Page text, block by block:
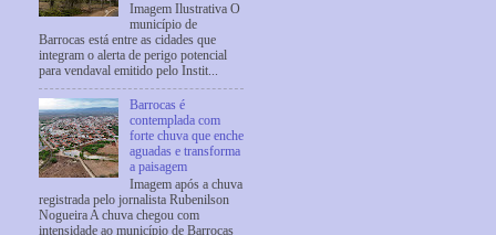
Imagem Ilustrativa O
município de
Barrocas está entre as cidades que
integram o alerta de perigo potencial
para vendaval emitido pelo Instit...
Barrocas é
contemplada com
forte chuva que enche
aguadas e transforma
a paisagem
Imagem após a chuva
registrada pelo jornalista Rubenilson
Nogueira A chuva chegou com
intensidade ao município de Barrocas